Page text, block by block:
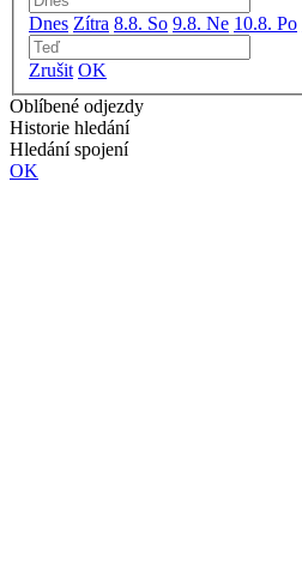
Dnes Zítra 8.8. So 9.8. Ne 10.8. Po
Zrušit OK
Oblíbené odjezdy
Historie hledání
Hledání spojení
OK